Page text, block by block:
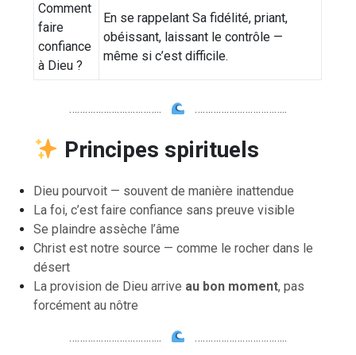
Comment
faire
confiance
à Dieu ?
En se rappelant Sa fidélité, priant,
obéissant, laissant le contrôle —
même si c’est difficile.
…………………………….. ……………………………..
Principes spirituels
Dieu pourvoit — souvent de manière inattendue
La foi, c’est faire confiance sans preuve visible
Se plaindre assèche l’âme
Christ est notre source — comme le rocher dans le
désert
La provision de Dieu arrive au bon moment, pas
forcément au nôtre
…………………………….. ……………………………..